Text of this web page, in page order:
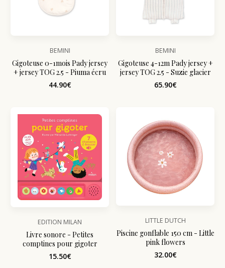
BEMINI
Gigoteuse 0-1mois Pady jersey
+ jersey TOG 2.5 - Piuma écru
44.90€
BEMINI
Gigoteuse 4-12m Pady jersey +
jersey TOG 2.5 - Suzie glacier
65.90€
EDITION MILAN
Livre sonore - Petites
comptines pour gigoter
15.50€
LITTLE DUTCH
Piscine gonflable 150 cm - Little
pink flowers
32.00€